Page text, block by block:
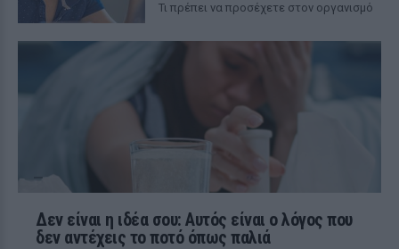
Τι πρέπει να προσέχετε στον οργανισμό
Δεν είναι η ιδέα σου: Αυτός είναι ο λόγος που
δεν αντέχεις το ποτό όπως παλιά